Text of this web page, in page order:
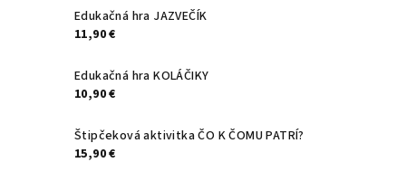
Edukačná hra JAZVEČÍK
11,90 €
Edukačná hra KOLÁČIKY
10,90 €
Štipčeková aktivitka ČO K ČOMU PATRÍ?
15,90 €